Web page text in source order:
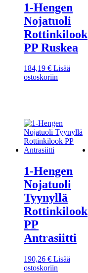
1-Hengen
Nojatuoli
Rottinkilook
PP Ruskea
184,19 € Lisää
ostoskoriin
1-Hengen
Nojatuoli
Tyynyllä
Rottinkilook
PP
Antrasiitti
190,26 € Lisää
ostoskoriin